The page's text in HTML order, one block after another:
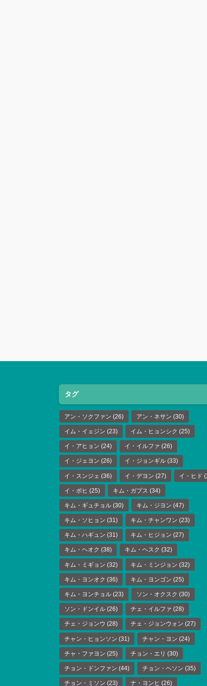
タグ
アン・ソクファン (26) アン・ネサン (30)
イム・イェジン (23) イム・ヒョンシク (25)
イ・アヒョン (24) イ・イルファ (26)
イ・ジェヨン (26) イ・ジョンギル (33)
イ・スンジェ (36) イ・デヨン (27) イ・ヒド
イ・ボヒ (25) キム・ガプス (34)
キム・ギュチョル (30) キム・ジヨン (47)
キム・ソヒョン (31) キム・チャンワン (23)
キム・ハギュン (31) キム・ヒジョン (27)
キム・ヘオク (38) キム・ヘスク (32)
キム・ミギョン (32) キム・ミンジョン (32)
キム・ヨンオク (36) キム・ヨンゴン (25)
キム・ヨンチョル (23) ソン・オクスク (30)
ソン・ドンイル (26) チェ・イルファ (28)
チェ・ジョンウ (28) チェ・ジョンウォン (27)
チャン・ヒョンソン (31) チャン・ヨン (24)
チャ・ファヨン (25) チョン・エリ (30)
チョン・ドンファン (44) チョン・ヘソン (35)
チョン・ミソン (23) ナ・ヨンヒ (26)